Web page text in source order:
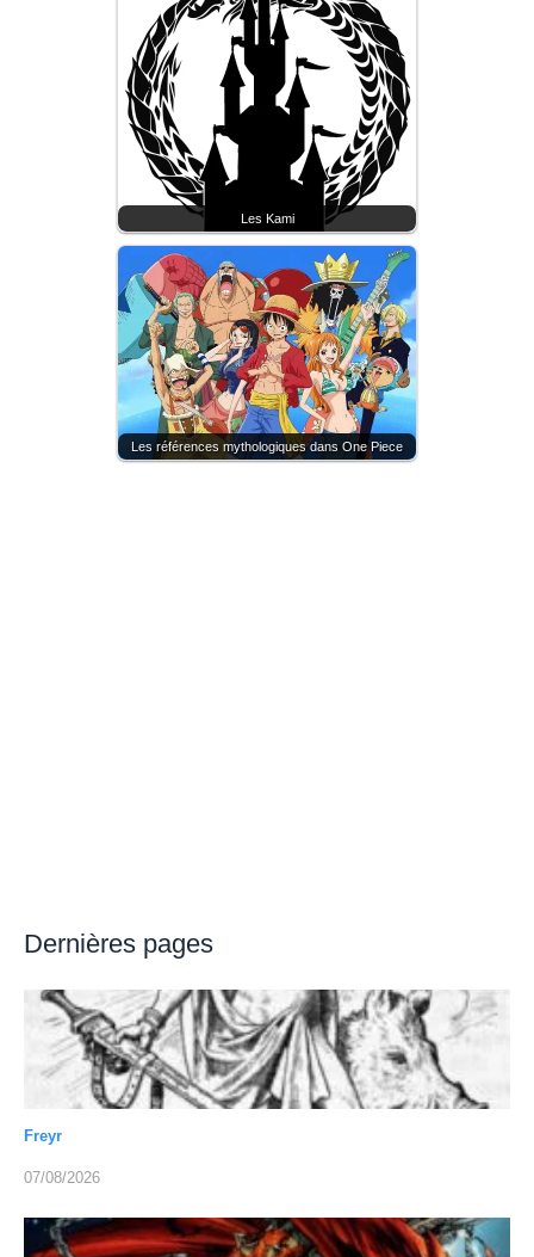
Les Kami
Les références mythologiques dans One Piece
Dernières pages
Freyr
07/08/2026